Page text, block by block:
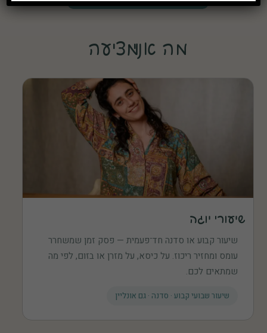
מה אני מציעה
שיעורי יוגה
שיעור קבוע או סדנה חד־פעמית — פסק זמן שמשחרר
עומס ומחזיר ריכוז. על כיסא, על מזרן או בזום, לפי מה
שמתאים לכם.
שיעור שבועי קבוע · סדנה · גם אונליין